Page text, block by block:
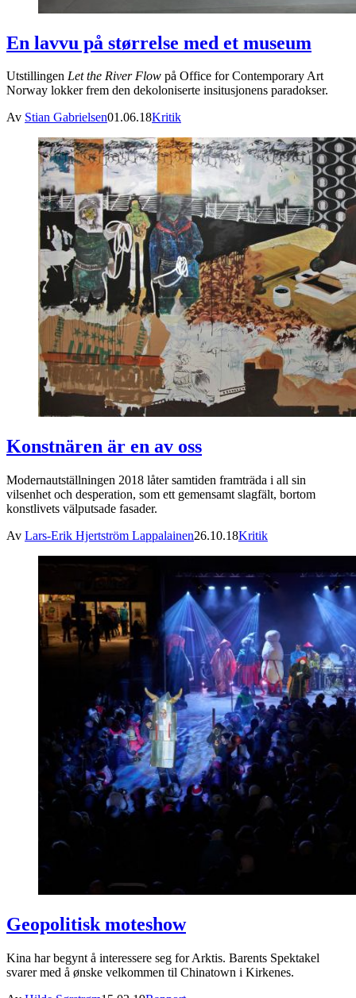
En lavvu på størrelse med et museum
Utstillingen Let the River Flow på Office for Contemporary Art
Norway lokker frem den dekoloniserte insitusjonens paradokser.
Av Stian Gabrielsen01.06.18Kritik
Konstnären är en av oss
Modernautställningen 2018 låter samtiden framträda i all sin
vilsenhet och desperation, som ett gemensamt slagfält, bortom
konstlivets välputsade fasader.
Av Lars-Erik Hjertström Lappalainen26.10.18Kritik
Geopolitisk moteshow
Kina har begynt å interessere seg for Arktis. Barents Spektakel
svarer med å ønske velkommen til Chinatown i Kirkenes.